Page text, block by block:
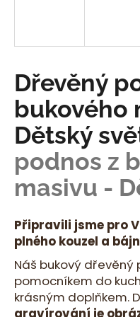
Dřevěný
bukového
Dětský
podnos z
masivu -
Připravili jsme pro
plného kouzel a
Náš bukový
pomocníkem do
krásným doplňkem.
gravírování je
t
?
D
o
p
o
r
u